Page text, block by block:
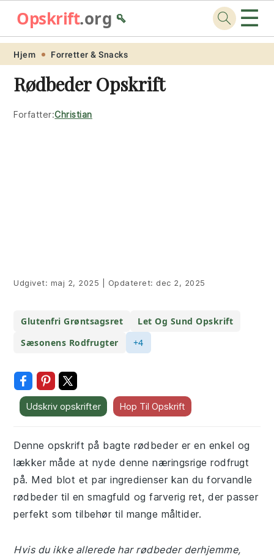
Skip
primary
navigation
Skip
main
content
Skip
primary
sidebar
Skip
footer
Opskrift.org🥄 ☰
Hjem Forretter & Snacks
Rødbeder Opskrift
Forfatter:Christian
Udgivet: maj 2, 2025 Opdateret: dec 2, 2025
Glutenfri Grøntsagsret
Let Og Sund Opskrift
Sæsonens Rodfrugter
+4
Udskriv opskrifter Hop Til Opskrift
Denne opskrift på bagte rødbeder er en enkel og
lækker måde at nyde denne næringsrige rodfrugt
på. Med blot et par ingredienser kan du forvandle
rødbeder til en smagfuld og farverig ret, der passer
perfekt som tilbehør til mange måltider.
Hvis du ikke allerede har rødbeder derhjemme,